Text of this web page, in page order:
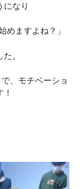
になり
めますよね？」
。
、モチベーショ